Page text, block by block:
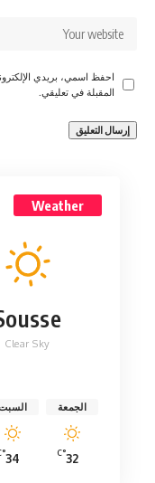
احفظ اسمي، بريدي
المقبلة في تعليقي.
Weather
Clear Sky
الجمعة
32
°C
34
°C